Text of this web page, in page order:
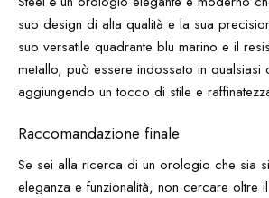
suo design di alta qualità e la sua
suo versatile quadrante blu marino e il
metallo, può essere indossato in qualsiasi
aggiungendo un tocco di stile e
Raccomandazione finale
Se sei alla ricerca di un orologio che sia
eleganza e funzionalità, non cercare oltre